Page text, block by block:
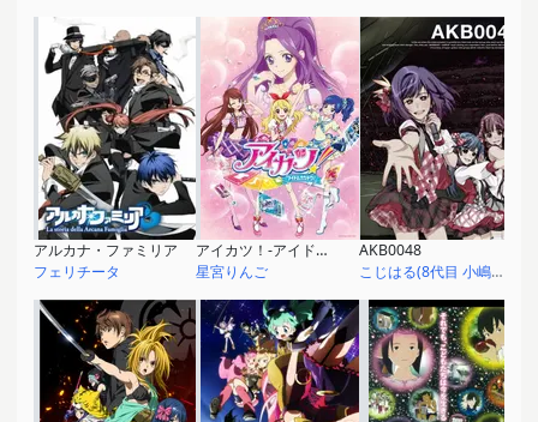
アルカナ・ファミリア
フェリチータ
アイカツ！-アイドルカツドウ！-
星宮りんご
AKB0048
こじはる(8代目 小嶋陽菜)